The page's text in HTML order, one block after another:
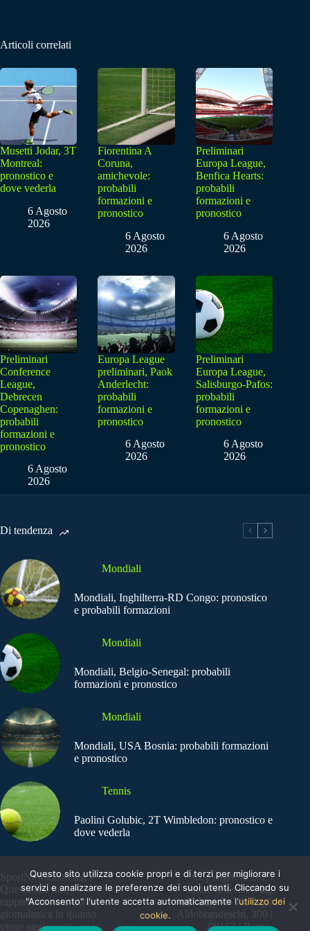
Articoli correlati
Musetti Jodar, 3T
Montreal:
pronostico e
dove vederla
6 Agosto
2026
Fiorentina A
Coruna,
amichevole:
probabili
formazioni e
pronostico
6 Agosto
2026
Preliminari
Europa League,
Benfica Hearts:
probabili
formazioni e
pronostico
6 Agosto
2026
Preliminari
Conference
League,
Debrecen
Copenaghen:
probabili
formazioni e
pronostico
6 Agosto
2026
Europa League
preliminari, Paok
Anderlecht:
probabili
formazioni e
pronostico
6 Agosto
2026
Preliminari
Europa League,
Salisburgo-Pafos:
probabili
formazioni e
pronostico
6 Agosto
2026
Di tendenza
Mondiali
Mondiali, Inghilterra-RD Congo: pronostico
e probabili formazioni
Mondiali
Mondiali, Belgio-Senegal: probabili
formazioni e pronostico
Mondiali
Mondiali, USA Bosnia: probabili formazioni
e pronostico
Tennis
Paolini Golubic, 2T Wimbledon: pronostico e
dove vederla
SportNews.BetFlag -
Questo sito non
rappresenta una testata
giornalistica in quanto
viene aggiornato senza
Copyright © 2025
SportNews BetFlag
Sede Legale: Via degli
Aldobrandeschi, 300 |
00163 | Roma
Questo sito utilizza cookie propri e di terzi per migliorare i
servizi e analizzare le preferenze dei suoi utenti. Cliccando su
"Acconsento" l'utente accetta automaticamente l'utilizzo dei
cookie.